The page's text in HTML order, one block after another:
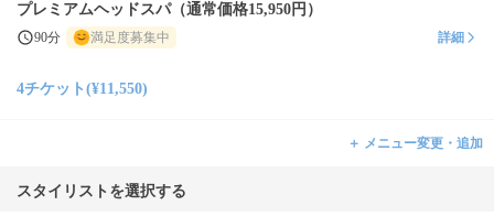
プレミアムヘッドスパ（通常価格15,950円）
90分 満足度募集中 詳細
4チケット(¥11,550)
＋ メニュー変更・追加
スタイリストを選択する